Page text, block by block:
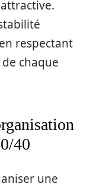
respectant
chaque
40
une